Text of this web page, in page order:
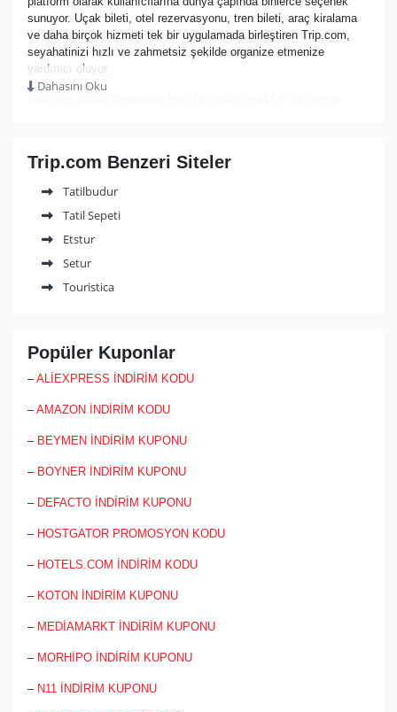
sunuyor. Uçak bileti, otel rezervasyonu, tren bileti, araç kiralama
ve daha birçok hizmeti tek bir uygulamada birleştiren Trip.com,
seyahatinizi hızlı ve zahmetsiz şekilde organize etmenize
yardımcı oluyor.
dışı planlarınızda güvenilir bir yol arkadaşıdır.
Pratik çözümler sunan, kullanıcı dostu yapısıyla öne çıkan
Trip.com, seyahat deneyimini daha keyifli ve ulaşılabilir hale
Dahasını Oku
Trip.com Benzeri Siteler
Tatilbudur
Tatil Sepeti
Etstur
Setur
Touristica
Popüler Kuponlar
–ALİEXPRESS İNDİRİM KODU
–AMAZON İNDİRİM KODU
– BEYMEN İNDİRİM KUPONU
– BOYNER İNDİRİM KUPONU
– DEFACTO İNDİRİM KUPONU
– HOSTGATOR PROMOSYON KODU
– HOTELS.COM İNDİRİM KODU
– KOTON İNDİRİM KUPONU
– MEDİAMARKT İNDİRİM KUPONU
– MORHİPO İNDİRİM KUPONU
– N11 İNDİRİM KUPONU